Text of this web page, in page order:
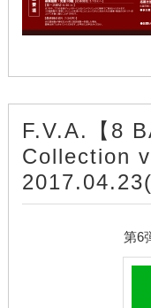
F.V.A.【8
Collection
第6